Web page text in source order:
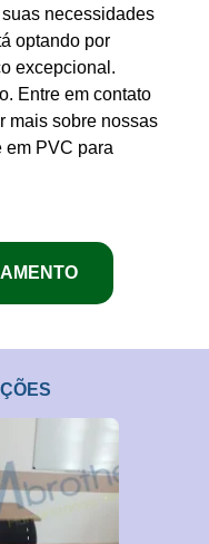
necessidades
optando por
excepcional.
Entre em contato
mais sobre nossas
em PVC para